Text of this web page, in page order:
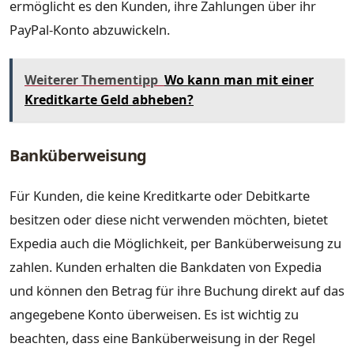
ermöglicht es den Kunden, ihre Zahlungen über ihr
PayPal-Konto abzuwickeln.
Weiterer Thementipp Wo kann man mit einer
Kreditkarte Geld abheben?
Banküberweisung
Für Kunden, die keine Kreditkarte oder Debitkarte
besitzen oder diese nicht verwenden möchten, bietet
Expedia auch die Möglichkeit, per Banküberweisung zu
zahlen. Kunden erhalten die Bankdaten von Expedia
und können den Betrag für ihre Buchung direkt auf das
angegebene Konto überweisen. Es ist wichtig zu
beachten, dass eine Banküberweisung in der Regel